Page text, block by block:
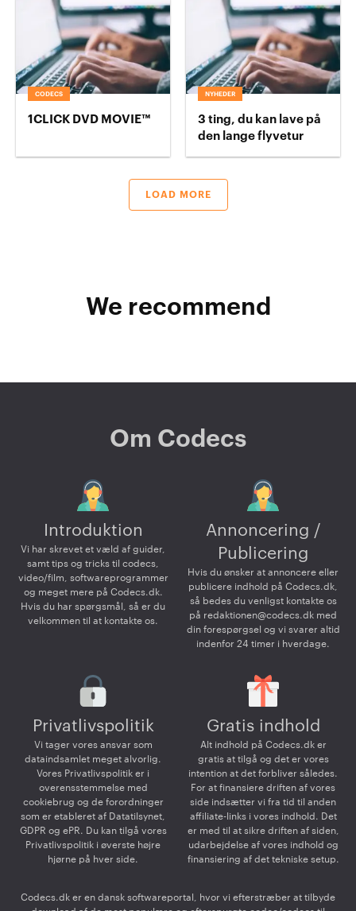
CODECS
1CLICK DVD MOVIE™
NYHEDER
3 ting, du kan lave på
den lange flyvetur
LOAD MORE
We recommend
Om Codecs
Introduktion
Vi har skrevet et væld af guider,
samt tips og tricks til codecs,
video/film, softwareprogrammer
og meget mere på Codecs.dk.
Hvis du har spørgsmål, så er du
velkommen til at kontakte os.
Annoncering /
Publicering
Hvis du ønsker at annoncere eller
publicere indhold på Codecs.dk,
så bedes du venligst kontakte os
på redaktionen@codecs.dk med
din forespørgsel og vi svarer altid
indenfor 24 timer i hverdage.
Privatlivspolitik
Vi tager vores ansvar som
dataindsamlet meget alvorlig.
Vores Privatlivspolitik er i
overensstemmelse med
cookiebrug og de forordninger
som er etableret af Datatilsynet,
GDPR og ePR. Du kan tilgå vores
Privatlivspolitik i øverste højre
hjørne på hver side.
Gratis indhold
Alt indhold på Codecs.dk er
gratis at tilgå og det er vores
intention at det forbliver således.
For at finansiere driften af vores
side indsætter vi fra tid til anden
affiliate-links i vores indhold. Det
er med til at sikre driften af siden,
udarbejdelse af vores indhold og
finansiering af det tekniske setup.
Codecs.dk er en dansk softwareportal, hvor vi efterstræber at tilbyde